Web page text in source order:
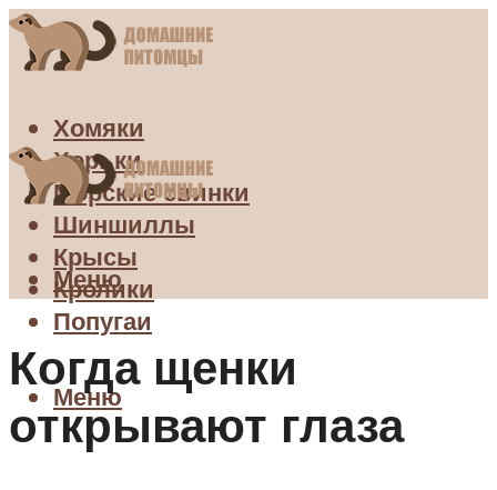
Хомяки
Хорьки
Морские свинки
Шиншиллы
Крысы
Кролики
Попугаи
Меню
Меню
Когда щенки
открывают глаза